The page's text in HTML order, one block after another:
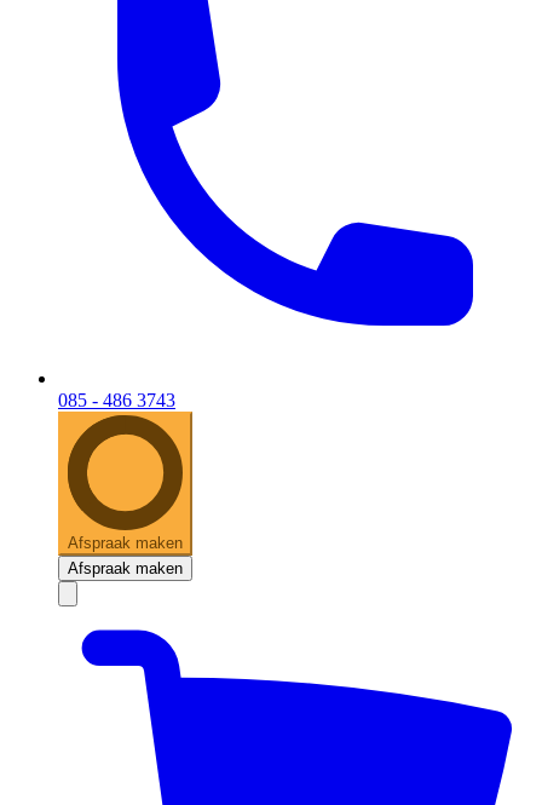
085 - 486 3743
Afspraak maken
Afspraak maken